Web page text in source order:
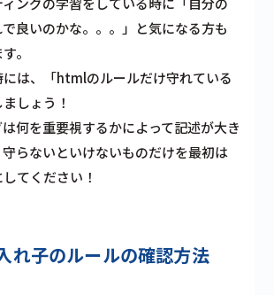
良いのかな。。。」と気になる方も
。
は、「htmlのルールだけ守れている
しょう！
何を重要視するかによって記述が大き
守らないといけないものだけを最初は
てください！
れ子のルールの確認方法